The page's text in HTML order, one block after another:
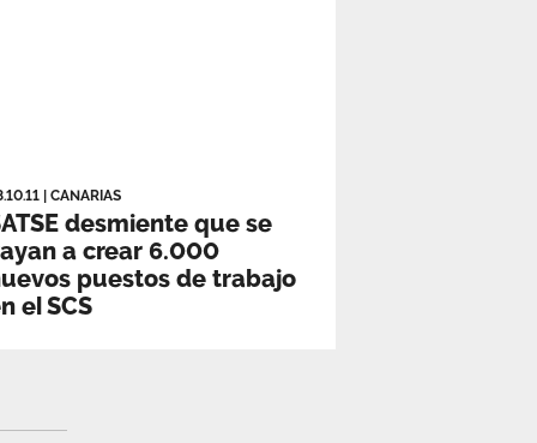
|CANARIAS
desmiente que se
a crear 6.000
puestos de trabajo
el SCS